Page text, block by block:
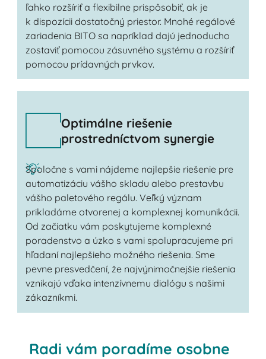
ľahko rozšíriť a flexibilne prispôsobiť, ak je
k dispozícii dostatočný priestor. Mnohé regálové
zariadenia BITO sa napríklad dajú jednoducho
zostaviť pomocou zásuvného systému a rozšíriť
pomocou prídavných prvkov.
Optimálne riešenie
prostredníctvom synergie
Spoločne s vami nájdeme najlepšie riešenie pre
automatizáciu vášho skladu alebo prestavbu
vášho paletového regálu. Veľký význam
prikladáme otvorenej a komplexnej komunikácii.
Od začiatku vám poskytujeme komplexné
poradenstvo a úzko s vami spolupracujeme pri
hľadaní najlepšieho možného riešenia. Sme
pevne presvedčení, že najvýnimočnejšie riešenia
vznikajú vďaka intenzívnemu dialógu s našimi
zákazníkmi.
Radi vám poradíme osobne